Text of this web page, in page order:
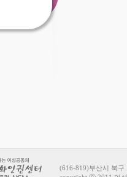
(616-819)부산시 북구